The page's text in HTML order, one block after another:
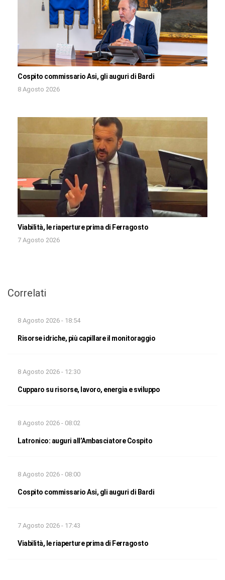
Cospito commissario Asi, gli auguri di Bardi
8 Agosto 2026
Viabilità, le riaperture prima di Ferragosto
7 Agosto 2026
Correlati
8 Agosto 2026 - 18:54
Risorse idriche, più capillare il monitoraggio
8 Agosto 2026 - 12:30
Cupparo su risorse, lavoro, energia e sviluppo
8 Agosto 2026 - 08:02
Latronico: auguri all’Ambasciatore Cospito
8 Agosto 2026 - 08:00
Cospito commissario Asi, gli auguri di Bardi
7 Agosto 2026 - 17:43
Viabilità, le riaperture prima di Ferragosto